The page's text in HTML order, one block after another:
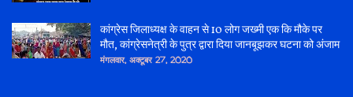
कांग्रेस जिलाध्यक्ष के वाहन से 10 लोग जख्मी एक कि मौके पर
मौत, कांग्रेसनेत्री के पुत्र द्वारा दिया जानबूझकर घटना को अंजाम
मंगलवार, अक्टूबर 27, 2020